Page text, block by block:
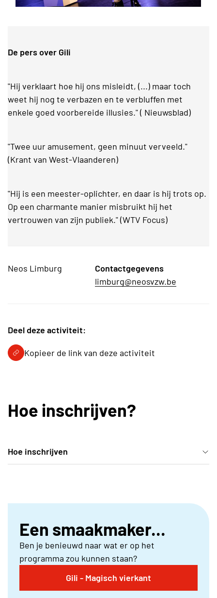
De pers over Gili
"Hij verklaart hoe hij ons misleidt, (...) maar toch
weet hij nog te verbazen en te verbluffen met
enkele goed voorbereide illusies." ( Nieuwsblad)
"Twee uur amusement, geen minuut verveeld."
(Krant van West-Vlaanderen)
"Hij is een meester-oplichter, en daar is hij trots op.
Op een charmante manier misbruikt hij het
vertrouwen van zijn publiek." (WTV Focus)
Neos Limburg
Contactgegevens
limburg@neosvzw.be
Deel deze activiteit:
Kopieer de link van deze activiteit
Hoe inschrijven?
Hoe inschrijven
Een smaakmaker...
Ben je benieuwd naar wat er op het
programma zou kunnen staan?
Gili - Magisch vierkant